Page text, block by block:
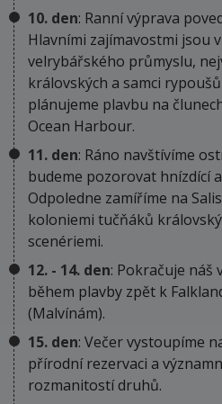
10. den: Ranní výprava
Hlavními zajímavostmi jsou
velrybářského průmyslu,
královských a samci
plánujeme plavbu na
Ocean Harbour.
11. den: Ráno navštívíme
budeme pozorovat hnízdící
Odpoledne zamíříme na
koloniemi tučňáků
scenériemi.
12. - 14. den: Pokračuje náš
během plavby zpět k
(Malvínám).
15. den: Večer vystoupíme
přírodní rezervaci a
rozmanitostí druhů.